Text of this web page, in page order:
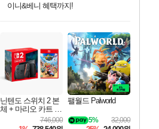
최대 90% 할인가를 만나보세요!
네이버혜택과 함께 만나보세요!
50%할인&추가 적립까지!
이니&베니 혜택까지!
네이버 혜택가와 함께 예약하세요!
할인&네이버혜택으로 만나보세요!
네이버페이 혜택과 만나보세요!
40주년 프로모션으로 만나보세요!
네이버 포인트 혜택까지!
할인가에 만나보세요!
일부 에디션 상시 할인!
혜택으로 예약 판매 중
편안하게 충전하세요
닌텐도 스위치 2 본
체 + 마리오 카트 월
746,000
팰월드 Palworld
32,000
5%